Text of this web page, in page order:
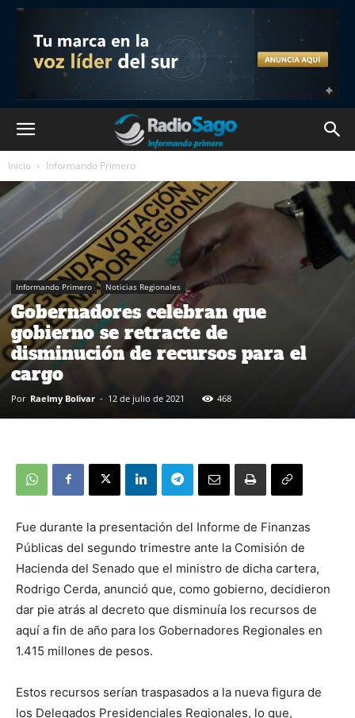
Inicio Informando Primero
Informando Primero Noticias Regionales
Gobernadores celebran que
gobierno se retracte de
disminución de recursos para el
cargo
Por Raelmy Bolivar - 12 de julio de 2021 468
Fue durante la presentación del Informe de Finanzas
Públicas del segundo trimestre ante la Comisión de
Hacienda del Senado que el ministro de dicha cartera,
Rodrigo Cerda, anunció que, como gobierno, decidieron
dar pie atrás al decreto que disminuía los recursos de
aquí a fin de año para los Gobernadores Regionales en
1.415 millones de pesos.
Estos recursos serían traspasados a la nueva figura de
los Delegados Presidenciales Regionales, lo que,